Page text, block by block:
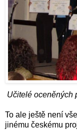
Učitelé oceněných
To ale ještě není
jinému českému